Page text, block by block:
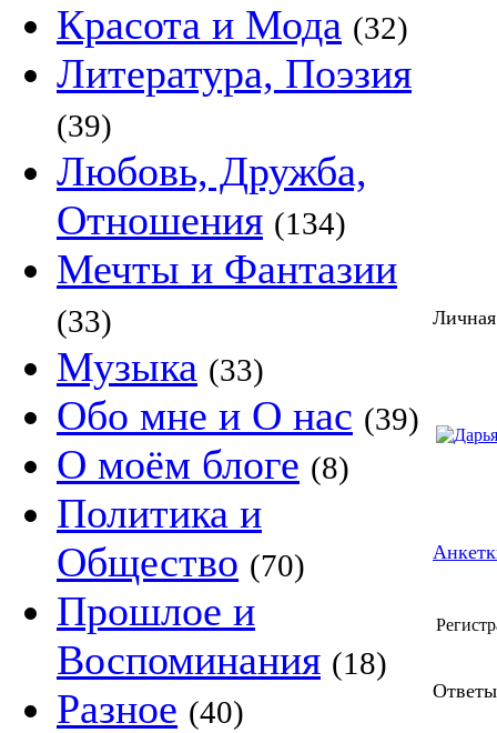
Красота и Мода (32)
Литература, Поэзия
(39)
Любовь, Дружба,
Отношения (134)
Мечты и Фантазии
(33)
Музыка (33)
Обо мне и О нас (39)
О моём блоге (8)
Политика и
Общество (70)
Прошлое и
Воспоминания (18)
Разное (40)